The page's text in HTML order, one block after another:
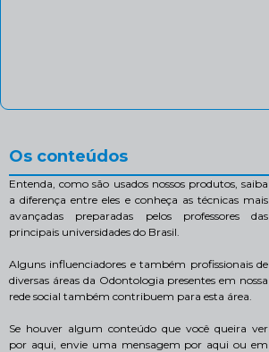
Os conteúdos
Entenda, como são usados nossos produtos, saiba
a diferença entre eles e conheça as técnicas mais
avançadas preparadas pelos professores das
principais universidades do Brasil.
Alguns influenciadores e também profissionais de
diversas áreas da Odontologia presentes em nossa
rede social também contribuem para esta área.
Se houver algum conteúdo que você queira ver
por aqui, envie uma mensagem por aqui ou em